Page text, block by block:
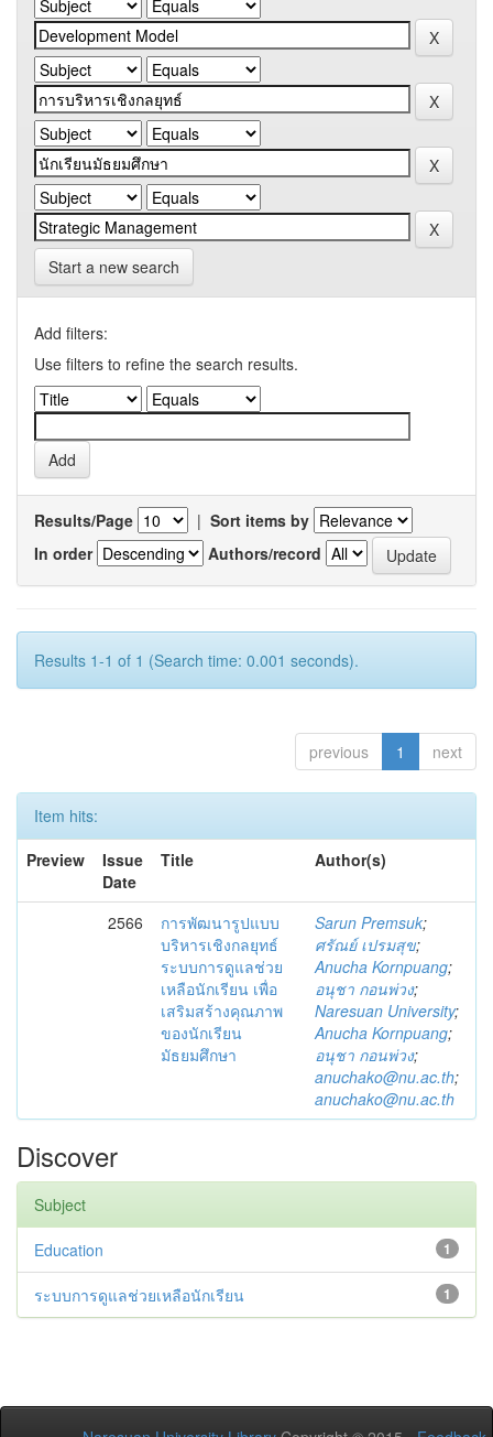
Start a new search
Add filters:
Use filters to refine the search results.
Results/Page | Sort items by
In order
Authors/record
Results 1-1 of 1 (Search time: 0.001 seconds).
previous 1 next
Item hits:
Preview
Issue
Date
Title Author(s)
2566
การพัฒนารูปแบบ
บริหารเชิงกลยุทธ์
ระบบการดูแลช่วย
เหลือนักเรียน เพื่อ
เสริมสร้างคุณภาพ
ของนักเรียน
มัธยมศึกษา
Sarun Premsuk;
ศรัณย์ เปรมสุข;
Anucha Kornpuang;
อนุชา กอนพ่วง;
Naresuan University;
Anucha Kornpuang;
อนุชา กอนพ่วง;
anuchako@nu.ac.th;
anuchako@nu.ac.th
Discover
Subject
1
Education
1
ระบบการดูแลช่วยเหลือนักเรียน